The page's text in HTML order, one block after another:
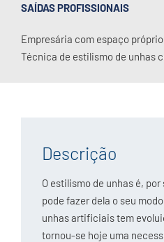
SAÍDAS PROFISSIONAIS
Empresária com espaço próprio
Técnica de estilismo de unhas
Descrição
O estilismo de unhas é,
pode fazer dela o seu
unhas artificiais tem
tornou-se hoje uma